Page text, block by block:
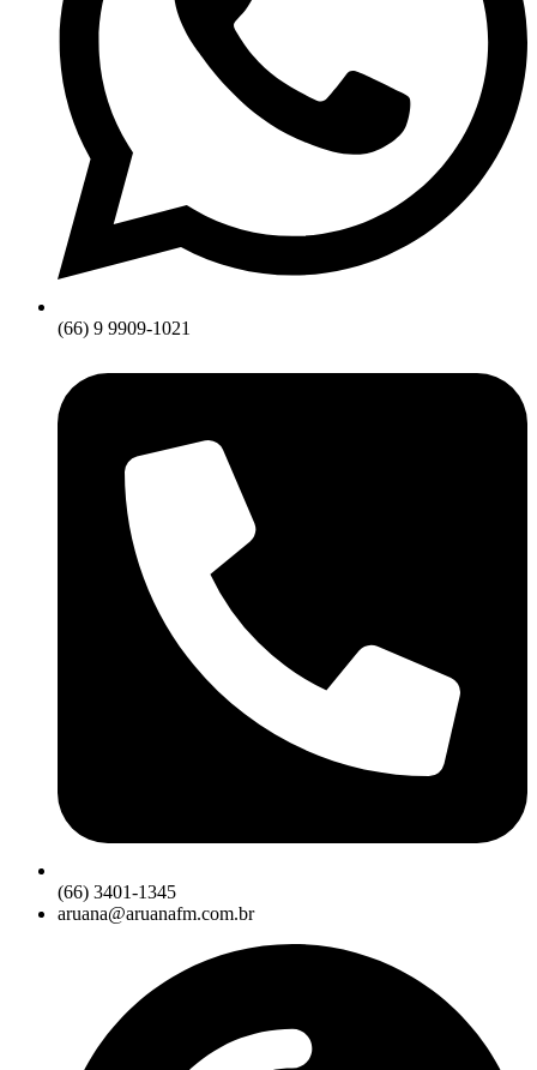
(66) 9 9909-1021
(66) 3401-1345
aruana@aruanafm.com.br